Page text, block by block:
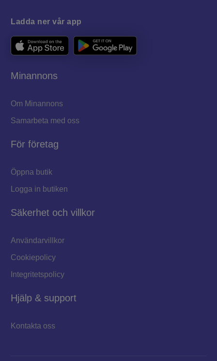
Ladda ner vår app
Minannons
Om Minannons
Samarbeta med oss
För företag
Öppna butik
Logga in butiken
Säkerhet och villkor
Användarvillkor
Cookiepolicy
Integritetspolicy
Hjälp & support
Kontakta oss